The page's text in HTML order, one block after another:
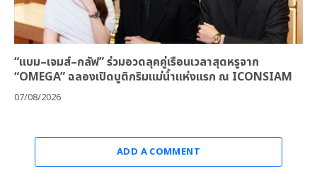
“แบม–เจมส์–กลัฟ” ร่วมอวดลุคคู่เรือนเวลาสุดหรูจาก
“OMEGA” ฉลองเปิดบูติกริมแม่น้ำแห่งแรก ณ ICONSIAM
07/08/2026
ADD A COMMENT